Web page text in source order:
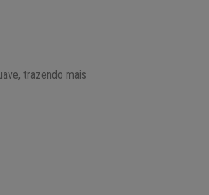
trazendo mais